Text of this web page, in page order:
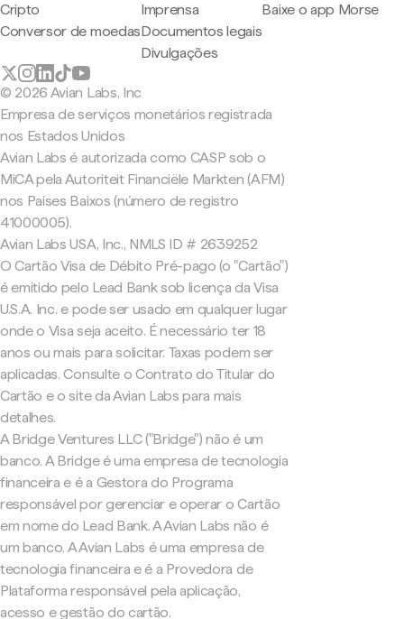
Cripto
Conversor de moedas
Imprensa
Documentos legais
Divulgações
Baixe o app Morse
© 2026 Avian Labs, Inc
Empresa de serviços monetários registrada
nos Estados Unidos
Avian Labs é autorizada como CASP sob o
MiCA pela Autoriteit Financiële Markten (AFM)
nos Países Baixos (número de registro
41000005).
Avian Labs USA, Inc., NMLS ID # 2639252
O Cartão Visa de Débito Pré-pago (o "Cartão")
é emitido pelo Lead Bank sob licença da Visa
U.S.A. Inc. e pode ser usado em qualquer lugar
onde o Visa seja aceito. É necessário ter 18
anos ou mais para solicitar. Taxas podem ser
aplicadas. Consulte o Contrato do Titular do
Cartão e o site da Avian Labs para mais
detalhes.
A Bridge Ventures LLC ("Bridge") não é um
banco. A Bridge é uma empresa de tecnologia
financeira e é a Gestora do Programa
responsável por gerenciar e operar o Cartão
em nome do Lead Bank. A Avian Labs não é
um banco. A Avian Labs é uma empresa de
tecnologia financeira e é a Provedora de
Plataforma responsável pela aplicação,
acesso e gestão do cartão.